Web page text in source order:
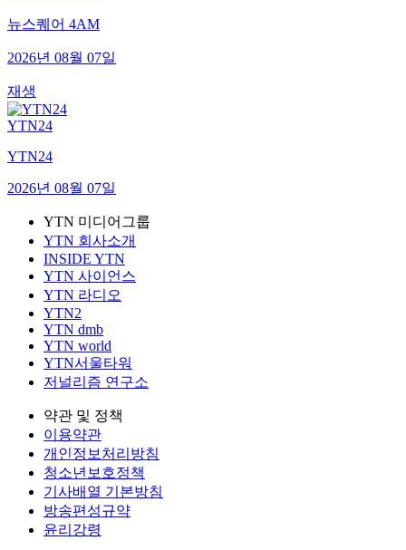
뉴스퀘어 4AM
2026년 08월 07일
재생
YTN24
YTN24
2026년 08월 07일
YTN 미디어그룹
YTN 회사소개
INSIDE YTN
YTN 사이언스
YTN 라디오
YTN2
YTN dmb
YTN world
YTN서울타워
저널리즘 연구소
약관 및 정책
이용약관
개인정보처리방침
청소년보호정책
기사배열 기본방침
방송편성규약
윤리강령